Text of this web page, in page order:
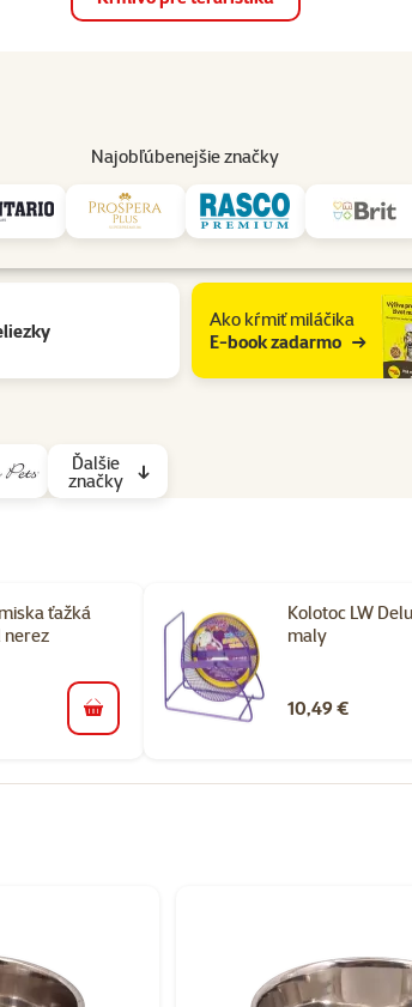
Najobľúbenejšie značky
Predajne Služby
Ako kŕmiť miláčika
E-book zadarmo
Ďalšie
značky
ťažká
nerez
do košíka
Kolotoc LW
maly
10,49 €